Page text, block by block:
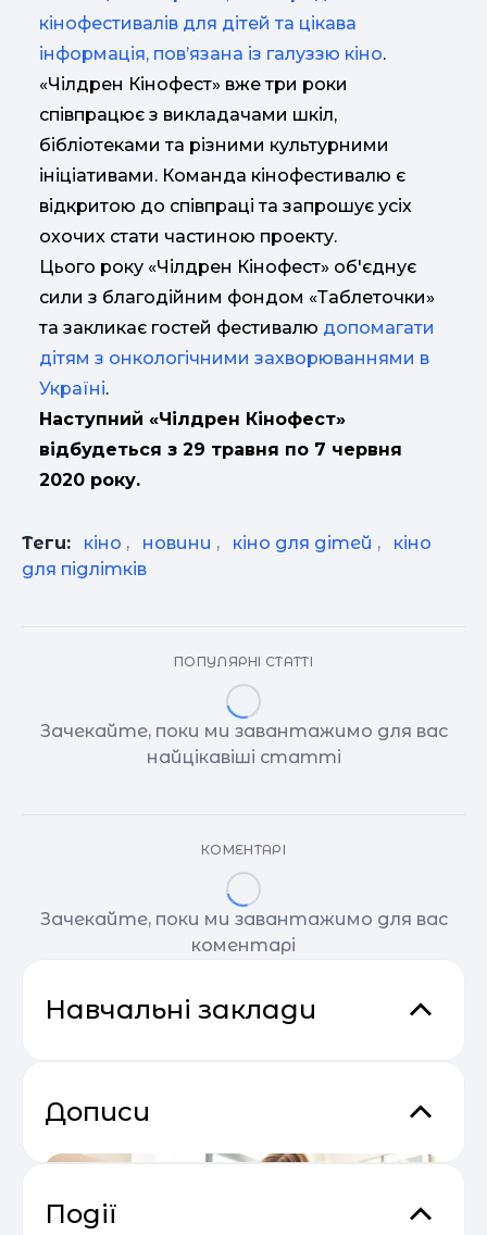
кінофестивалів для дітей та цікава
інформація, пов’язана із галуззю кіно.
«Чілдрен Кінофест» вже три роки
співпрацює з викладачами шкіл,
бібліотеками та різними культурними
ініціативами. Команда кінофестивалю є
відкритою до співпраці та запрошує усіх
охочих стати частиною проекту.
Цього року «Чілдрен Кінофест» об'єднує
сили з благодійним фондом «Таблеточки»
та закликає гостей фестивалю допомагати
дітям з онкологічними захворюваннями в
Україні.
Наступний «Чілдрен Кінофест»
відбудеться з 29 травня по 7 червня
2020 року.
Теги: кіно , новини , кіно для дітей ,
кіно
для підлітків
ПОПУЛЯРНІ СТАТТІ
Зачекайте, поки ми завантажимо для вас
найцікавіші статті
КОМЕНТАРІ
Зачекайте, поки ми завантажимо для вас
коментарі
Навчальні заклади
Дописи
Події